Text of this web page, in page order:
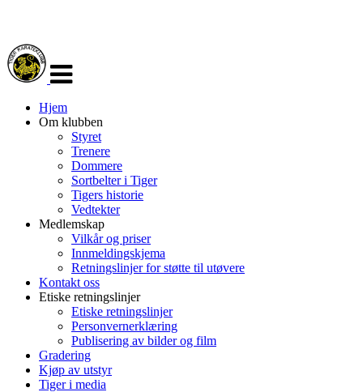
navigasjon
Hjem
Om klubben
Styret
Trenere
Dommere
Sortbelter i Tiger
Tigers historie
Vedtekter
Medlemskap
Vilkår og priser
Innmeldingskjema
Retningslinjer for støtte til utøvere
Kontakt oss
Etiske retningslinjer
Etiske retningslinjer
Personvernerklæring
Publisering av bilder og film
Gradering
Kjøp av utstyr
Tiger i media